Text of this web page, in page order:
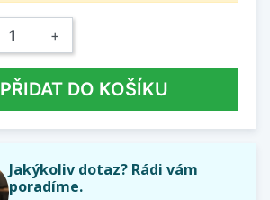
+
PŘIDAT DO KOŠÍKU
Jakýkoliv dotaz? Rádi vám
poradíme.